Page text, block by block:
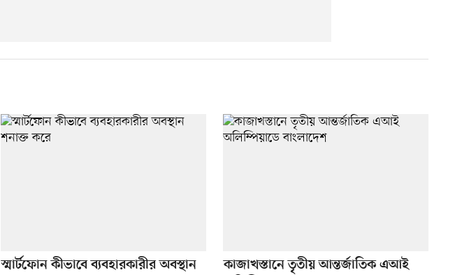
স্মার্টফোন কীভাবে ব্যবহারকারীর অবস্থান
কাজাখস্তানে তৃতীয় আন্তর্জাতিক এআই